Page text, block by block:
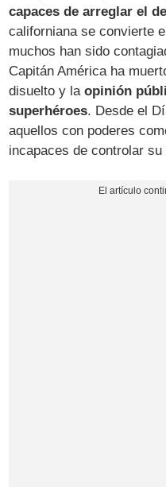
capaces de arreglar el
californiana se convierte
muchos han sido
Capitán América ha
disuelto y laopinión
superhéroes. Desde el
aquellos con poderes
incapaces de controlar su